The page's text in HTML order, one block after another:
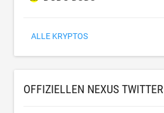
ALLE KRYPTOS
OFFIZIELLEN NEXUS TWITTER